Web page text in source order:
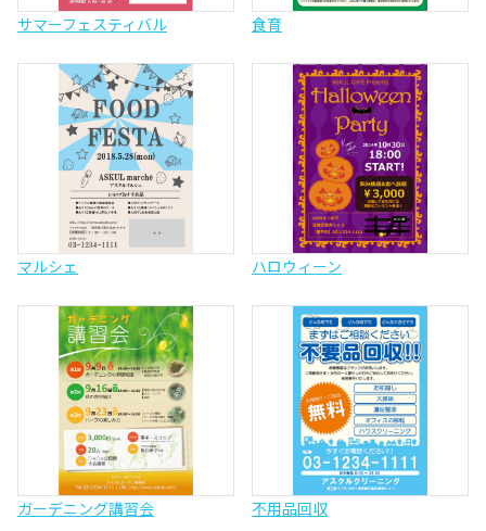
サマーフェスティバル 食育
マルシェ ハロウィーン
ガーデニング講習会 不用品回収